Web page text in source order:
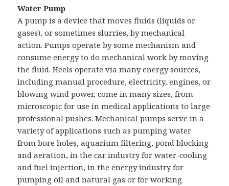
Water Pump
A pump is a device that moves fluids (liquids or
gases), or sometimes slurries, by mechanical
action. Pumps operate by some mechanism and
consume energy to do mechanical work by moving
the fluid. Heels operate via many energy sources,
including manual procedure, electricity, engines, or
blowing wind power, come in many sizes, from
microscopic for use in medical applications to large
professional pushes. Mechanical pumps serve in a
variety of applications such as pumping water
from bore holes, aquarium filtering, pond blocking
and aeration, in the car industry for water-cooling
and fuel injection, in the energy industry for
pumping oil and natural gas or for working